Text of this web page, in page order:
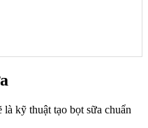
kỹ thuật tạo bọt sữa chuẩn